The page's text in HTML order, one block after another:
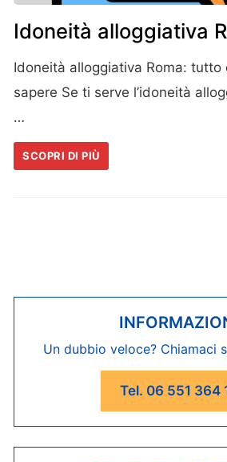
Idoneità alloggiativa
Idoneità alloggiativa Roma: tutto
sapere Se ti serve l’idoneità
…
SCOPRI DI PIÙ
Un dubbio veloce? Chiamaci
Tel. 06 551 364